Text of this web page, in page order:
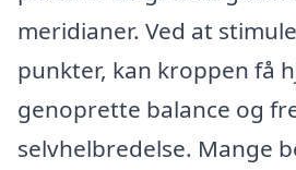
meridianer. Ved at
punkter, kan kroppen få
genoprette balance og
selvhelbredelse. Mange